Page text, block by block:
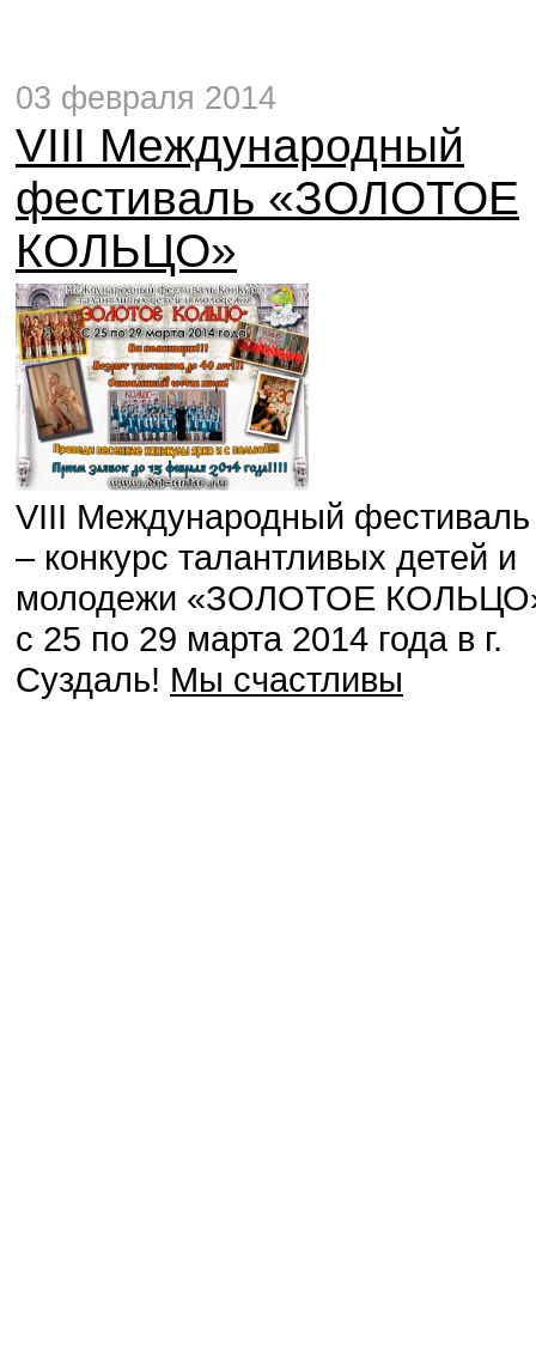
03 февраля 2014
VIII Международный
фестиваль «ЗОЛОТОЕ
КОЛЬЦО»
VIII Международный фестиваль
– конкурс талантливых детей и
молодежи «ЗОЛОТОЕ
с 25 по 29 марта 2014 года в г.
Суздаль! Мы счастливы